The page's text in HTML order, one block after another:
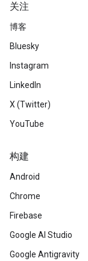
关注
博客
Bluesky
Instagram
LinkedIn
X (Twitter)
YouTube
构建
Android
Chrome
Firebase
Google AI Studio
Google Antigravity